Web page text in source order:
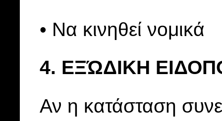
• Να κινηθεί νομικά
4. ΕΞΏΔΙΚΗ
Αν η κατάσταση